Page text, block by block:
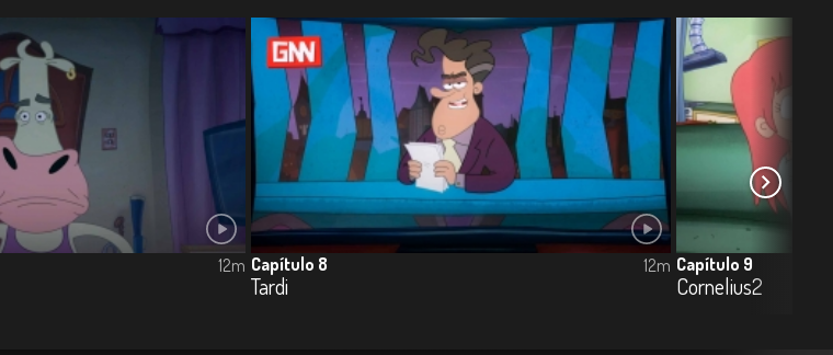
12m Capítulo 8
Tardi
12m Capítulo 9
Cornelius2